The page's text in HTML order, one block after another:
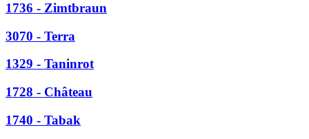
1736 - Zimtbraun
3070 - Terra
1329 - Taninrot
1728 - Château
1740 - Tabak